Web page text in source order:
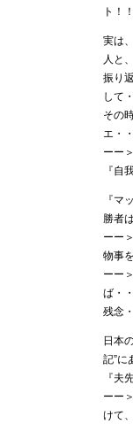
ト！！
実は
人と
振り
して
その
エ・
ーー
『自
『マ
勝者
ーー
物事
ーー
ば・
残念
日本
記”に
『夫
ーー
けて